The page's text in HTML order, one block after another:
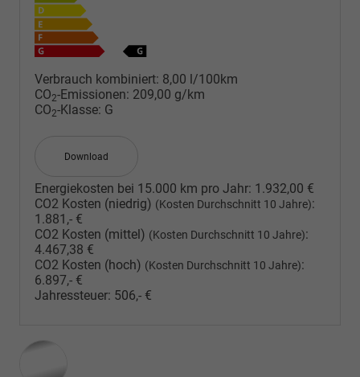
Verbrauch kombiniert: 8,00 l/100km
CO2-Emissionen: 209,00 g/km
CO2-Klasse: G
Download
Energiekosten bei 15.000 km pro Jahr: 1.932,00 €
CO2 Kosten (niedrig) (Kosten Durchschnitt 10 Jahre):
1.881,- €
CO2 Kosten (mittel) (Kosten Durchschnitt 10 Jahre):
4.467,38 €
CO2 Kosten (hoch) (Kosten Durchschnitt 10 Jahre):
6.897,- €
Jahressteuer: 506,- €